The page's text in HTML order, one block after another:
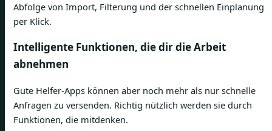
Abfolge von Import, Filterung und der schnellen Einplanung
per Klick.
Intelligente Funktionen, die dir die Arbeit
abnehmen
Gute Helfer-Apps können aber noch mehr als nur schnelle
Anfragen zu versenden. Richtig nützlich werden sie durch
Funktionen, die mitdenken.